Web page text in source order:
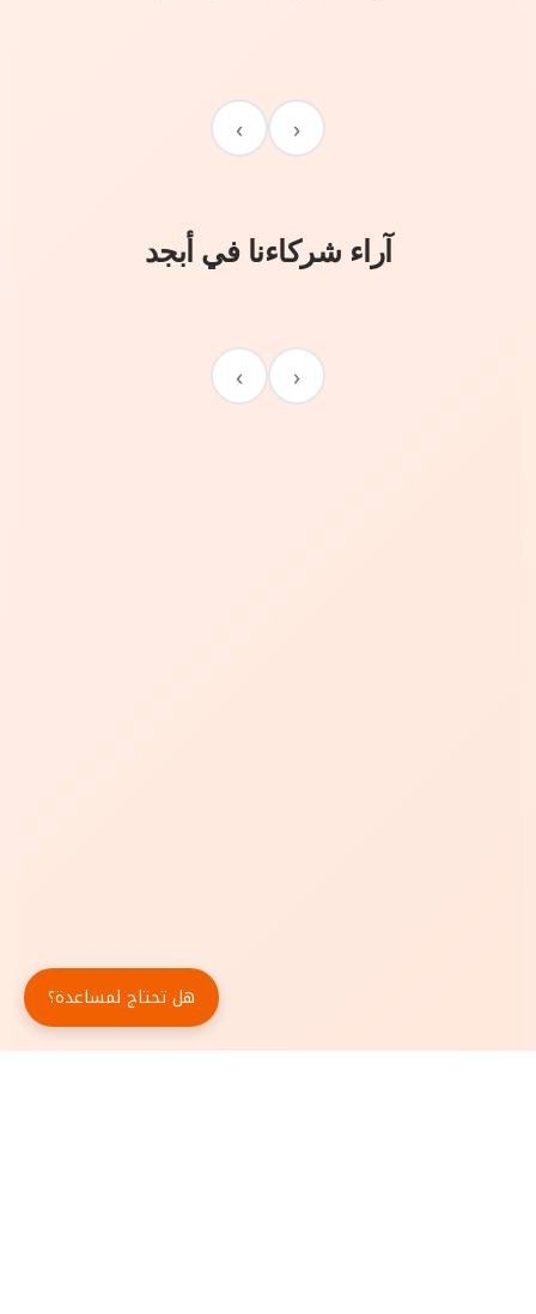
‹
›
آراء شركاءنا في أبجد
‹
›
هل تحتاج لمساعدة؟